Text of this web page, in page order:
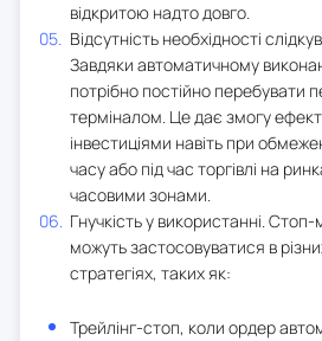
відкритою надто довго.
Відсутність необхідності
Завдяки автоматичному
потрібно постійно перебувати
терміналом. Це дає змогу
інвестиціями навіть при
часу або під час торгівлі на
часовими зонами.
Гнучкість у використанні.
можуть застосовуватися в
стратегіях, таких як:
Трейлінг-стоп, коли ордер